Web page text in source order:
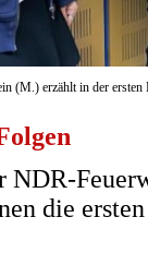
(M.) erzählt in der
NDR-
die